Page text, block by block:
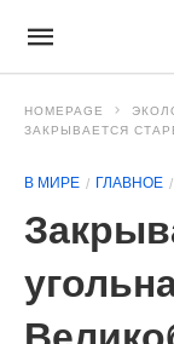
HOMEPAGE
ЗАКРЫВАЕТСЯ
В МИРЕ ГЛАВНОЕ